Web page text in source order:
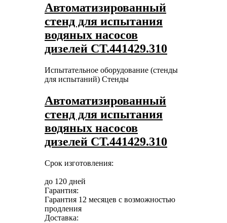
Автоматизированный
стенд для испытания
водяных насосов
дизелей СТ.441429.310
Испытательное оборудование (стенды
для испытаний) Стенды
Автоматизированный
стенд для испытания
водяных насосов
дизелей СТ.441429.310
Срок изготовления:
до 120 дней
Гарантия:
Гарантия 12 месяцев с возможностью
продления
Доставка: